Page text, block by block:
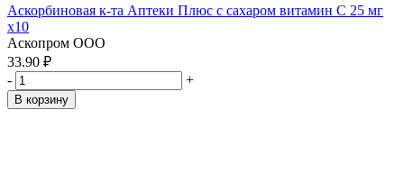
Аскорбиновая к-та Аптеки Плюс с сахаром витамин С 25 мг
x10
Аскопром ООО
33.90 ₽
-
+
В корзину